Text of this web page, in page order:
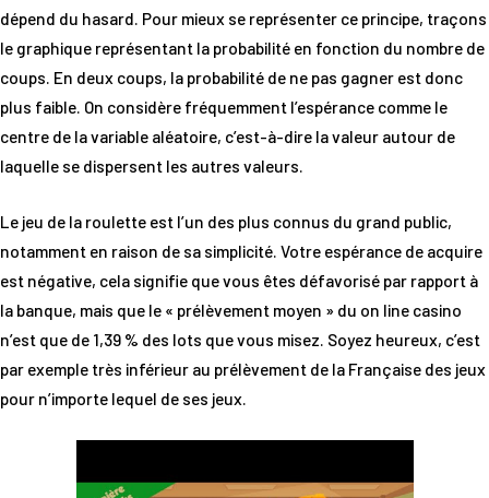
dépend du hasard. Pour mieux se représenter ce principe, traçons
le graphique représentant la probabilité en fonction du nombre de
coups. En deux coups, la probabilité de ne pas gagner est donc
plus faible. On considère fréquemment l’espérance comme le
centre de la variable aléatoire, c’est-à-dire la valeur autour de
laquelle se dispersent les autres valeurs.
Le jeu de la roulette est l’un des plus connus du grand public,
notamment en raison de sa simplicité. Votre espérance de acquire
est négative, cela signifie que vous êtes défavorisé par rapport à
la banque, mais que le « prélèvement moyen » du on line casino
n’est que de 1,39 % des lots que vous misez. Soyez heureux, c’est
par exemple très inférieur au prélèvement de la Française des jeux
pour n’importe lequel de ses jeux.